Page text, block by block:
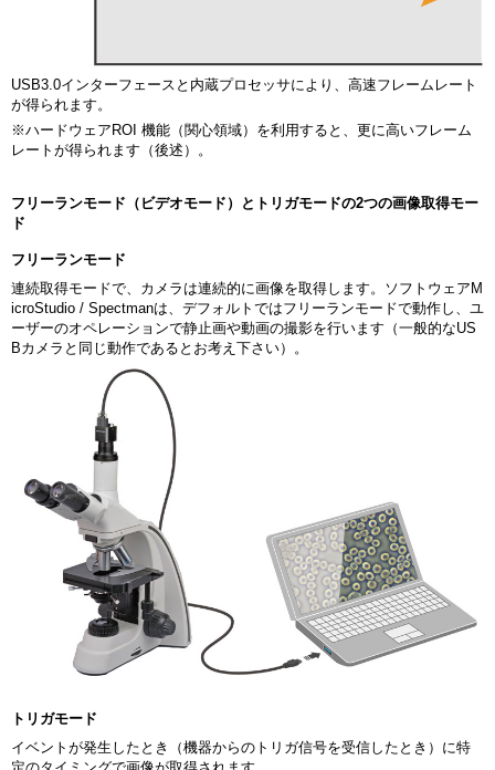
USB3.0インターフェースと内蔵プロセッサにより、高速フレームレート
が得られます。
※ハードウェアROI 機能（関心領域）を利用すると、更に高いフレーム
レートが得られます（後述）。
フリーランモード（ビデオモード）とトリガモードの2つの画像取得モー
ド
フリーランモード
連続取得モードで、カメラは連続的に画像を取得します。ソフトウェアM
icroStudio / Spectmanは、デフォルトではフリーランモードで動作し、ユ
ーザーのオペレーションで静止画や動画の撮影を行います（一般的なUS
Bカメラと同じ動作であるとお考え下さい）。
トリガモード
イベントが発生したとき（機器からのトリガ信号を受信したとき）に特